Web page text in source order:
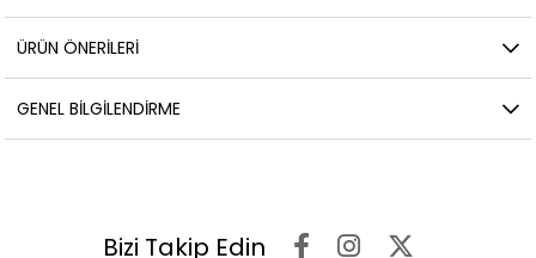
ÜRÜN ÖNERILERI
GENEL BILGILENDIRME
Bizi Takip Edin